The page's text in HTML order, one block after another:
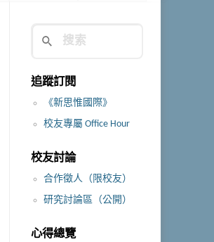
追蹤訂閱
《新思惟國際》
校友專屬 Office Hour
校友討論
合作徵人（限校友）
研究討論區（公開）
心得總覽